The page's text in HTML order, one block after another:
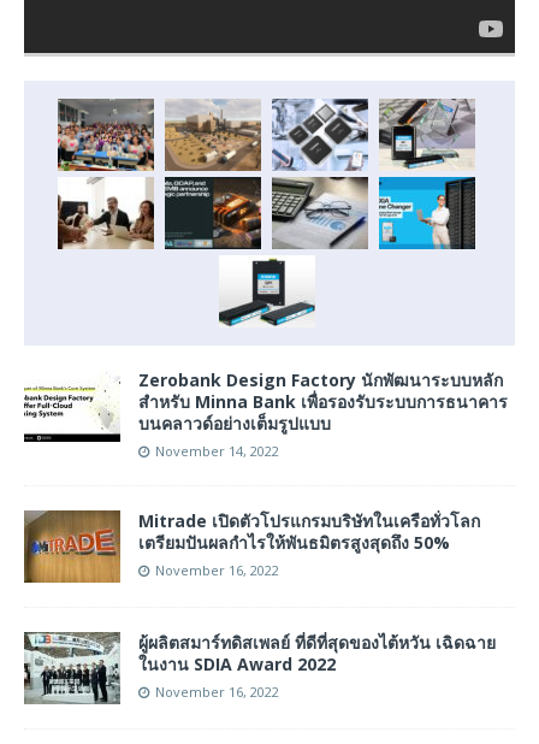
Zerobank Design Factory นักพัฒนาระบบหลัก
สำหรับ Minna Bank เพื่อรองรับระบบการธนาคาร
บนคลาวด์อย่างเต็มรูปแบบ
November 14, 2022
Mitrade เปิดตัวโปรแกรมบริษัทในเครือทั่วโลก
เตรียมปันผลกำไรให้พันธมิตรสูงสุดถึง 50%
November 16, 2022
ผู้ผลิตสมาร์ทดิสเพลย์ ที่ดีที่สุดของไต้หวัน เฉิดฉาย
ในงาน SDIA Award 2022
November 16, 2022